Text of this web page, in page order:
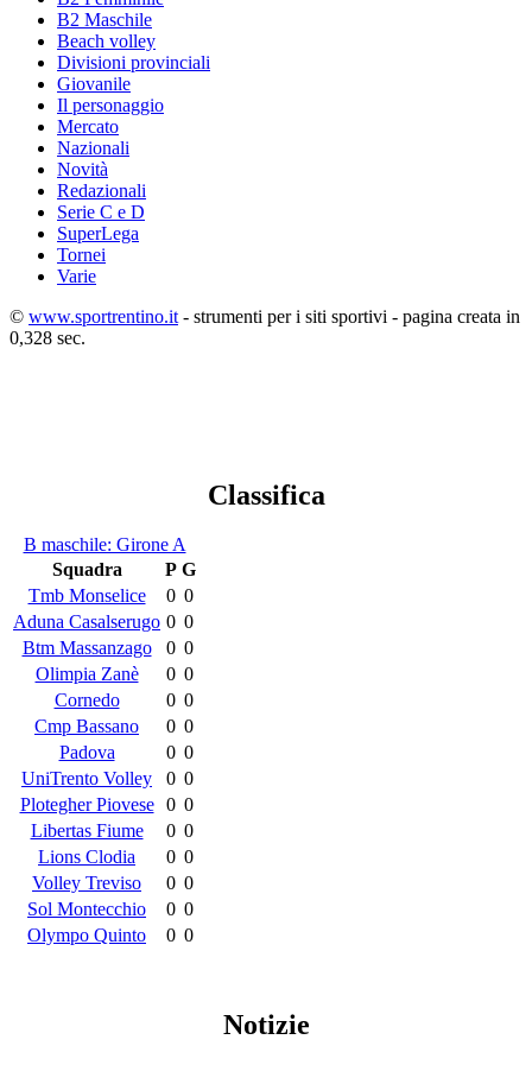
B2 Maschile
Beach volley
Divisioni provinciali
Giovanile
Il personaggio
Mercato
Nazionali
Novità
Redazionali
Serie C e D
SuperLega
Tornei
Varie
© www.sportrentino.it - strumenti per i siti sportivi - pagina creata in
0,328 sec.
Classifica
B maschile: Girone A
Squadra
P G
Tmb Monselice
0 0
Aduna Casalserugo 0 0
Btm Massanzago
0 0
Olimpia Zanè
0 0
Cornedo
0 0
Cmp Bassano
0 0
Padova
0 0
UniTrento Volley
0 0
Plotegher Piovese
0 0
Libertas Fiume
0 0
Lions Clodia
0 0
Volley Treviso
0 0
Sol Montecchio
0 0
Olympo Quinto
0 0
Notizie